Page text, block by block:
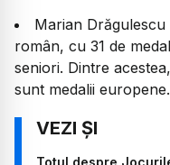
Marian
român, cu 31 de
seniori. Dintre
sunt medalii europene.
Totul despre